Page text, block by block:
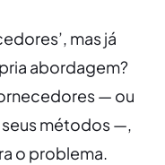
mas já
abordagem?
— ou
métodos —,
o problema.